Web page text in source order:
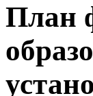
План